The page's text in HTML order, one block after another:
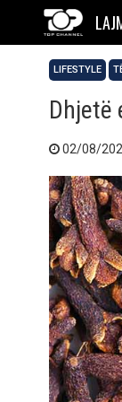
LIFESTYLE
Dhjetë
02/08/